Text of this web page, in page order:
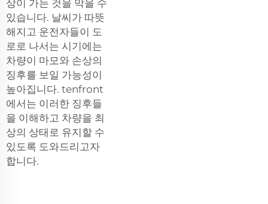
상이 가는 것을 막을 수
있습니다. 날씨가 따뜻
해지고 운전자들이 도
로로 나서는 시기에는
차량이 마모와 손상의
징후를 보일 가능성이
높아집니다. tenfront
에서는 이러한 징후들
을 이해하고 차량을 최
상의 상태로 유지할 수
있도록 도와드리고자
합니다.